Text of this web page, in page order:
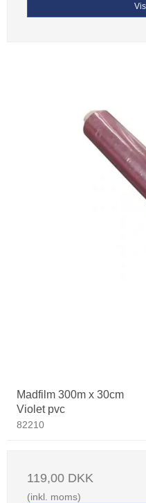
Madfilm 300m x 30cm
Violet pvc
82210
119,00 DKK
(inkl. moms)